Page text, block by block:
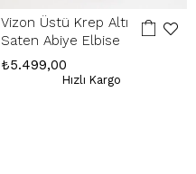
Vizon Üstü Krep Altı
Saten Abiye Elbise
₺5.499,00
Hızlı Kargo